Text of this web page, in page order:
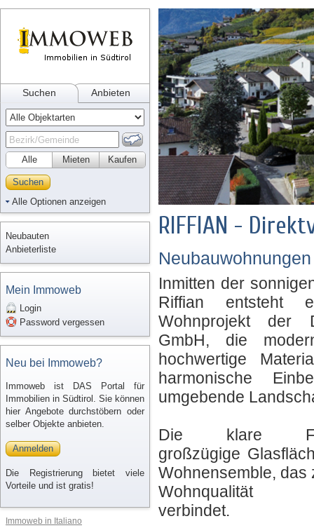
Suchen Anbieten
Alle Kaufen
Mieten
Suchen
Alle Optionen anzeigen
Neubauten
Anbieterliste
Mein Immoweb
Login
Password vergessen
Neu bei Immoweb?
Immoweb ist DAS Portal für
Immobilien in Südtirol. Sie können
hier Angebote durchstöbern oder
selber Objekte anbieten.
Anmelden
Die Registrierung bietet viele
Vorteile und ist gratis!
Immoweb in Italiano
RIFFIAN -
Inmitten der
Riffian entsteht
Wohnprojekt der
GmbH, die
hochwertige
harmonische
umgebende
Die klare
großzügige
Wohnensemble, das
Wohnqualität
verbindet.